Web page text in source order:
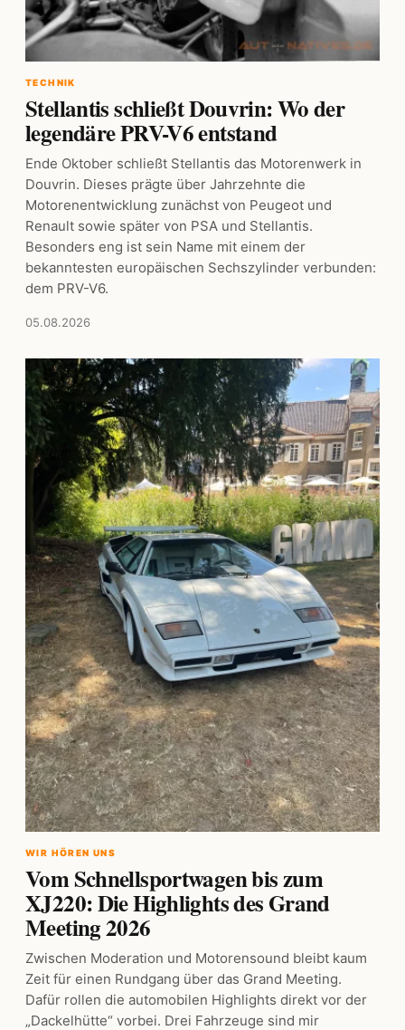
TECHNIK
Stellantis schließt Douvrin: Wo der
legendäre PRV-V6 entstand
Ende Oktober schließt Stellantis das Motorenwerk in
Douvrin. Dieses prägte über Jahrzehnte die
Motorenentwicklung zunächst von Peugeot und
Renault sowie später von PSA und Stellantis.
Besonders eng ist sein Name mit einem der
bekanntesten europäischen Sechszylinder verbunden:
dem PRV-V6.
05.08.2026
WIR HÖREN UNS
Vom Schnellsportwagen bis zum
XJ220: Die Highlights des Grand
Meeting 2026
Zwischen Moderation und Motorensound bleibt kaum
Zeit für einen Rundgang über das Grand Meeting.
Dafür rollen die automobilen Highlights direkt vor der
„Dackelhütte“ vorbei. Drei Fahrzeuge sind mir